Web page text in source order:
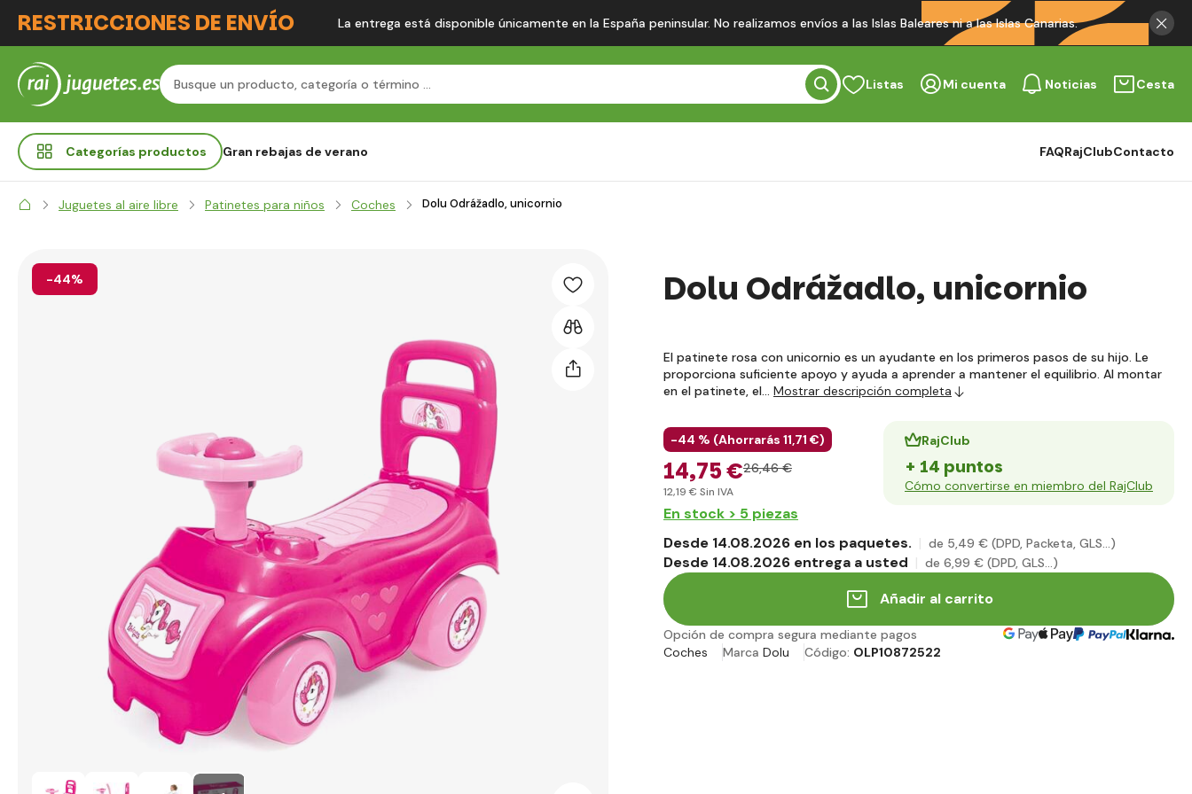
RESTRICCIONES DE ENVÍO La entrega está disponible únicamente en la España peninsular. No realizamos envíos a las Islas Baleares ni a las Islas Canarias.
Listas Mi cuenta Noticias Cesta
Categorías productos Gran rebajas de verano FAQRajClubContacto
Juguetes al aire libre Patinetes para niños Coches Dolu Odrážadlo, unicornio
-44% Dolu Odrážadlo, unicornio
El patinete rosa con unicornio es un ayudante en los primeros pasos de su hijo. Le
proporciona suficiente apoyo y ayuda a aprender a mantener el equilibrio. Al montar
en el patinete, el… Mostrar descripción completa
-44 % (Ahorrarás 11,71 €)
14,75 €26,46 €
12,19 € Sin IVA
RajClub
+ 14 puntos
Cómo convertirse en miembro del RajClub
En stock > 5 piezas
Desde 14.08.2026 en los paquetes.
de 5,49 € (DPD, Packeta, GLS...)
Desde 14.08.2026 entrega a usted de 6,99 € (DPD, GLS...)
Añadir al carrito
Opción de compra segura mediante pagos
Coches
Marca Dolu Código: OLP10872522